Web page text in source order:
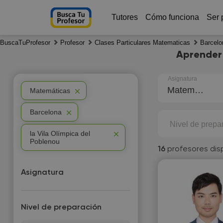
Tutores Cómo funciona Ser
BuscaTuProfesor Profesor Clases Particulares Matematicas
Asignatura
Matemáticas
Nivel de
16 profesores
Matemáticas
Barcelona
la Vila Olímpica del
Poblenou
Asignatura
Nivel de preparación